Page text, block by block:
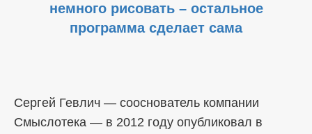
немного рисовать – остальное
программа сделает сама
Сергей Гевлич — сооснователь компании
Смыслотека — в 2012 году опубликовал в